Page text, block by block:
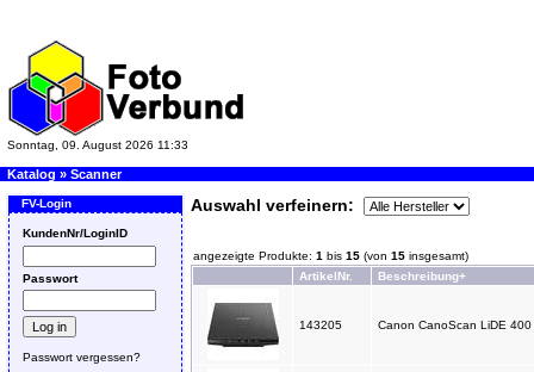
Sonntag, 09. August 2026 11:33
Katalog » Scanner
FV-Login
KundenNr/LoginID
Passwort
Passwort vergessen?
Auswahl verfeinern:
angezeigte Produkte: 1 bis 15 (von 15 insgesamt)
ArtikelNr.
Beschreibung+
143205 Canon CanoScan LiDE